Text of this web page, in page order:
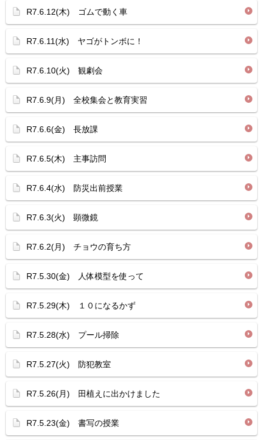
R7.6.12(木) ゴムで動く車
R7.6.11(水) ヤゴがトンボに！
R7.6.10(火) 観劇会
R7.6.9(月) 全校集会と教育実習
R7.6.6(金) 長放課
R7.6.5(木) 主事訪問
R7.6.4(水) 防災出前授業
R7.6.3(火) 顕微鏡
R7.6.2(月) チョウの育ち方
R7.5.30(金) 人体模型を使って
R7.5.29(木) １０になるかず
R7.5.28(水) プール掃除
R7.5.27(火) 防犯教室
R7.5.26(月) 田植えに出かけました
R7.5.23(金) 書写の授業